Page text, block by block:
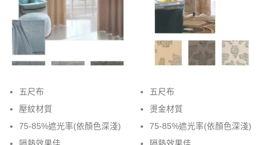
五尺布
壓紋材質
75-85%遮光率(依顏色深淺)
五尺布
燙金材質
75-85%遮光率(依顏色深淺)